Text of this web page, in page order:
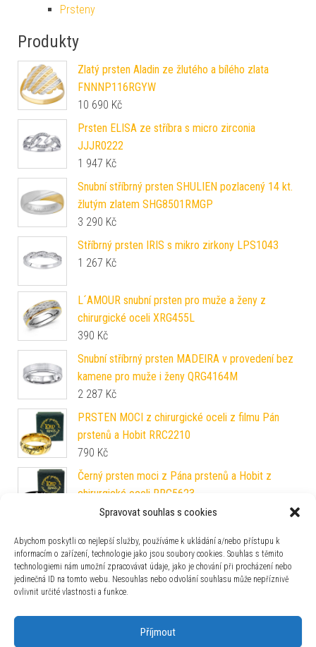
Spravovat souhlas s cookies
Abychom poskytli co nejlepší služby, používáme k ukládání a/nebo přístupu k
informacím o zařízení, technologie jako jsou soubory cookies. Souhlas s těmito
technologiemi nám umožní zpracovávat údaje, jako je chování při procházení nebo
jedinečná ID na tomto webu. Nesouhlas nebo odvolání souhlasu může nepříznivě
ovlivnit určité vlastnosti a funkce.
Příjmout
Prsteny
Produkty
Zlatý prsten Aladin ze žlutého a bílého zlata
FNNNP116RGYW
10 690 Kč
Prsten ELISA ze stříbra s micro zirconia
JJJR0222
1 947 Kč
Snubní stříbrný prsten SHULIEN pozlacený 14 kt.
žlutým zlatem SHG8501RMGP
3 290 Kč
Stříbrný prsten IRIS s mikro zirkony LPS1043
1 267 Kč
L´AMOUR snubní prsten pro muže a ženy z
chirurgické oceli XRG455L
390 Kč
Snubní stříbrný prsten MADEIRA v provedení bez
kamene pro muže i ženy QRG4164M
2 287 Kč
PRSTEN MOCI z chirurgické oceli z filmu Pán
prstenů a Hobit RRC2210
790 Kč
Černý prsten moci z Pána prstenů a Hobit z
chirurgické oceli RRC5623
Kč
Stříbrný prsten IRIS s mikro zirkony LPS1043
1 267Kč
Prsten Claddagh z chirurgické oceli - AKCE